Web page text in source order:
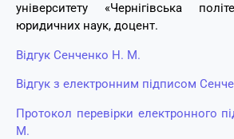
університету «Чернігівська
юридичних наук, доцент.
Відгук Сенченко Н. М.
Відгук з електронним підписом
Протокол перевірки електронного
М.